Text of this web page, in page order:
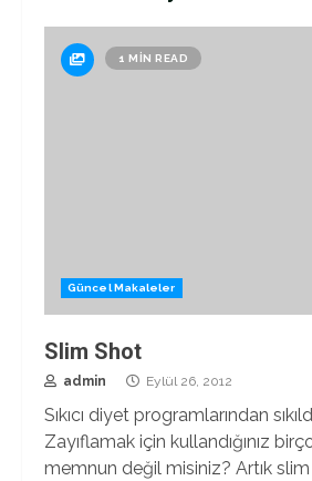
1 MIN READ
Güncel Makaleler
Slim Shot
admin Eylül 26, 2012
Sıkıcı diyet programlarından
Zayıflamak için kullandığınız
memnun değil misiniz? Artık